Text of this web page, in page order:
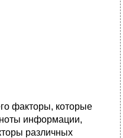
факторы, которые
информации,
различных